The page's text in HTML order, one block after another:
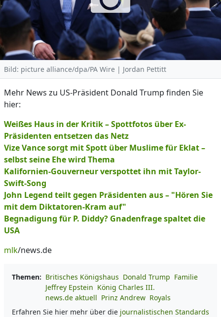
Bild: picture alliance/dpa/PA Wire | Jordan Pettitt
Mehr News zu US-Präsident Donald Trump finden Sie
hier:
Weißes Haus in der Kritik – Spottfotos über Ex-
Präsidenten entsetzen das Netz
Vize Vance sorgt mit Spott über Muslime für Eklat –
selbst seine Ehe wird Thema
Kalifornien-Gouverneur verspottet ihn mit Taylor-
Swift-Song
John Legend teilt gegen Präsidenten aus – "Hören Sie
mit dem Diktatoren-Kram auf"
Begnadigung für P. Diddy? Gnadenfrage spaltet die
USA
mlk/news.de
Themen: Britisches Königshaus Donald Trump Familie
Jeffrey Epstein König Charles III.
news.de aktuell Prinz Andrew Royals
Erfahren Sie hier mehr über die journalistischen Standards